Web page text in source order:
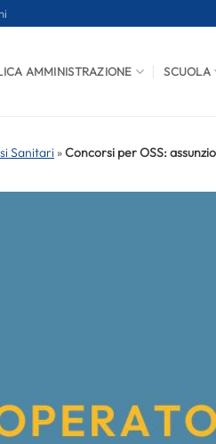
AMMINISTRAZIONE SCUOLA
Sanitari »Concorsi per OSS: